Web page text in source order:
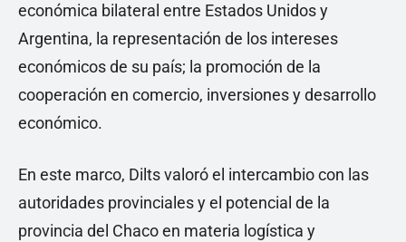
económica bilateral entre Estados Unidos y
Argentina, la representación de los intereses
económicos de su país; la promoción de la
cooperación en comercio, inversiones y desarrollo
económico.
En este marco, Dilts valoró el intercambio con las
autoridades provinciales y el potencial de la
provincia del Chaco en materia logística y